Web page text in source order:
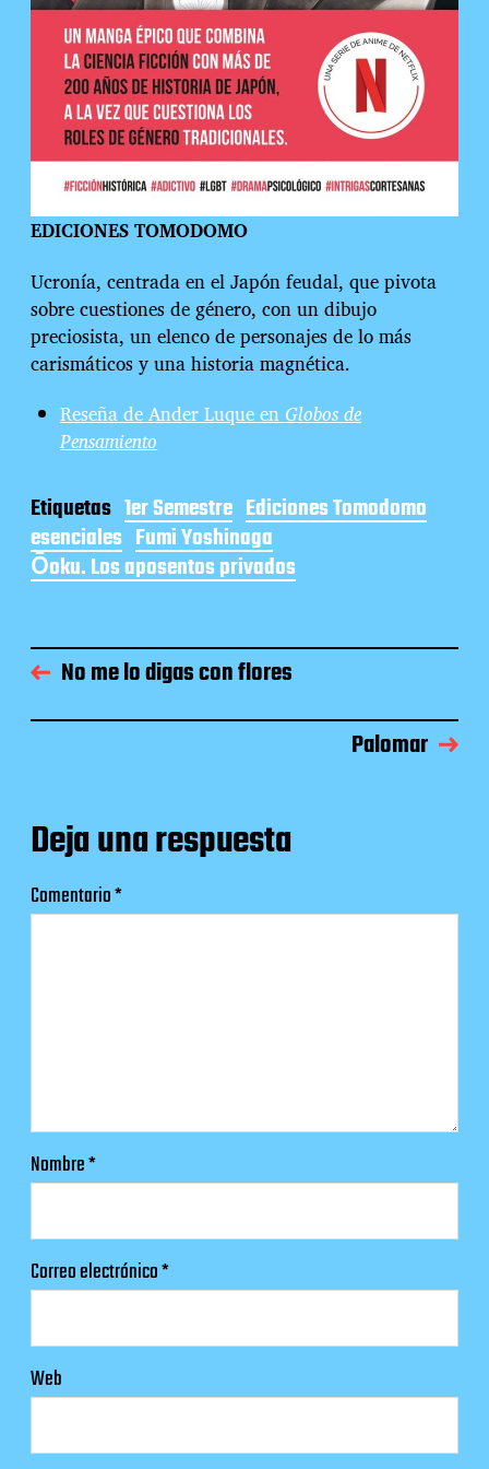
EDICIONES TOMODOMO
Ucronía, centrada en el Japón feudal, que pivota
sobre cuestiones de género, con un dibujo
preciosista, un elenco de personajes de lo más
carismáticos y una historia magnética.
Reseña de Ander Luque en Globos de
Pensamiento
Etiquetas 1er Semestre Ediciones Tomodomo
esenciales Fumi Yoshinaga
Ōoku. Los aposentos privados
No me lo digas con flores
Palomar
Deja una respuesta
Comentario*
Nombre*
Correo electrónico*
Web